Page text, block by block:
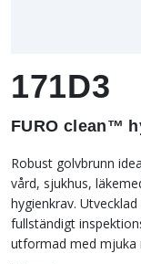
171D3
FURO clean™
Robust golvbrunn
vård, sjukhus,
hygienkrav.
fullständigt
utformad med mjuka